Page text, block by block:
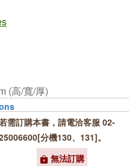
(高/寬/厚)
需訂購本書，請電洽客服 02-
分機130、131]。
無法訂購